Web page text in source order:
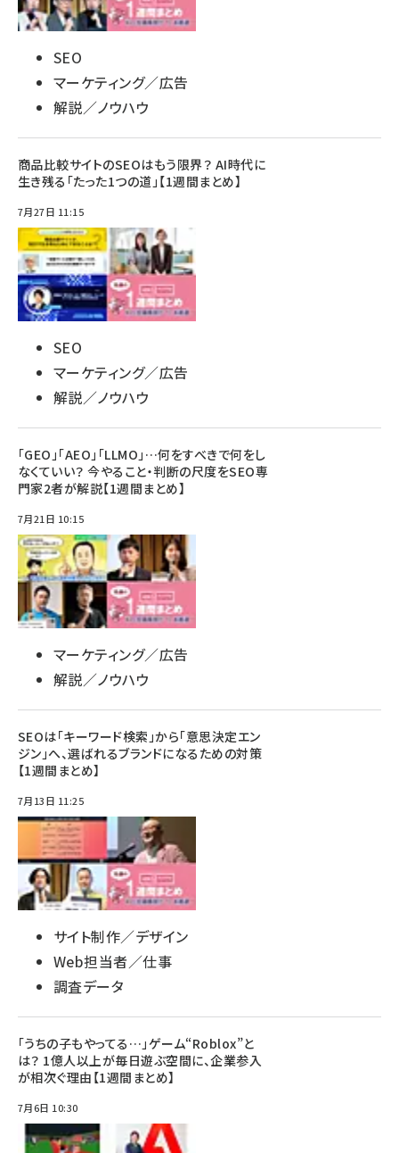
SEO
マーケティング／広告
解説／ノウハウ
商品比較サイトのSEOはもう限界？ AI時代に
生き残る「たった1つの道」【1週間まとめ】
7月27日 11:15
SEO
マーケティング／広告
解説／ノウハウ
「GEO」「AEO」「LLMO」…何をすべきで何をし
なくていい？ 今やること・判断の尺度をSEO専
門家2者が解説【1週間まとめ】
7月21日 10:15
マーケティング／広告
解説／ノウハウ
SEOは「キーワード検索」から「意思決定エン
ジン」へ、選ばれるブランドになるための対策
【1週間まとめ】
7月13日 11:25
サイト制作／デザイン
Web担当者／仕事
調査データ
「うちの子もやってる…」ゲーム“Roblox”と
は？ 1億人以上が毎日遊ぶ空間に、企業参入
が相次ぐ理由【1週間まとめ】
7月6日 10:30